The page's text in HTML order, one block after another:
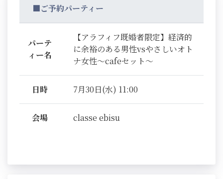
■ご予約パーティー
パーテ
ィー名
【アラフィフ既婚者限定】経済的
に余裕のある男性vsやさしいオト
ナ女性～cafeセット～
日時 7月30日(水) 11:00
会場 classe ebisu